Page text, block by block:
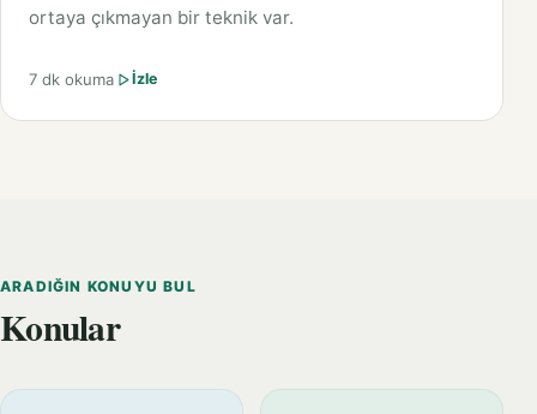
ortaya çıkmayan bir teknik var.
7 dk okuma İzle
ARADIĞIN KONUYU BUL
Konular